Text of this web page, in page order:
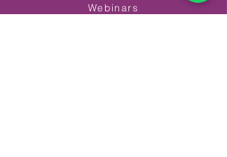
Webinars